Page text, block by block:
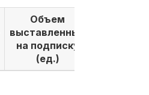
Объем
выставленных
на подписку
(ед.)